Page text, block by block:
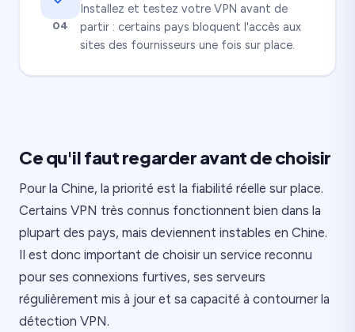
04
Installez et testez votre VPN avant de
partir : certains pays bloquent l'accès aux
sites des fournisseurs une fois sur place.
Ce qu'il faut regarder avant de choisir
Pour la Chine, la priorité est la fiabilité réelle sur place.
Certains VPN très connus fonctionnent bien dans la
plupart des pays, mais deviennent instables en Chine.
Il est donc important de choisir un service reconnu
pour ses connexions furtives, ses serveurs
régulièrement mis à jour et sa capacité à contourner la
détection VPN.